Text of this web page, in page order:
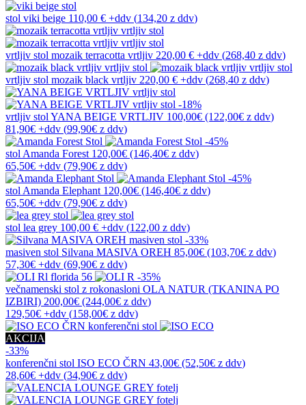
stol viki beige 110,00 € +ddv (134,20 z ddv)
vrtljiv stol mozaik terracotta vrtljiv 220,00 € +ddv (268,40 z ddv)
vrtljiv stol mozaik black vrtljiv 220,00 € +ddv (268,40 z ddv)
-18%
vrtljiv stol YANA BEIGE VRTLJIV 100,00€ (122,00€ z ddv)
81,90€ +ddv (99,90€ z ddv)
-45%
stol Amanda Forest 120,00€ (146,40€ z ddv)
65,50€ +ddv (79,90€ z ddv)
-45%
stol Amanda Elephant 120,00€ (146,40€ z ddv)
65,50€ +ddv (79,90€ z ddv)
stol lea grey 100,00 € +ddv (122,00 z ddv)
-33%
masiven stol Silvana MASIVA OREH 85,00€ (103,70€ z ddv)
57,30€ +ddv (69,90€ z ddv)
-35%
večnamenski stol z rokonasloni OLA NATUR (TKANINA PO
IZBIRI) 200,00€ (244,00€ z ddv)
129,50€ +ddv (158,00€ z ddv)
AKCIJA
-33%
konferenčni stol ISO ECO ČRN 43,00€ (52,50€ z ddv)
28,60€ +ddv (34,90€ z ddv)